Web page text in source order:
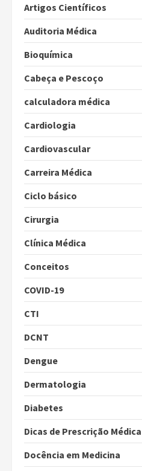
Artigos Científicos
Auditoria Médica
Bioquímica
Cabeça e Pescoço
calculadora médica
Cardiologia
Cardiovascular
Carreira Médica
Ciclo básico
Cirurgia
Clínica Médica
Conceitos
COVID-19
CTI
DCNT
Dengue
Dermatologia
Diabetes
Dicas de Prescrição Médica
Docência em Medicina